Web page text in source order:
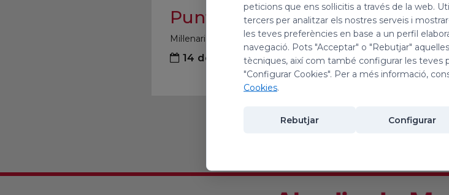
Puntaires de Martorell
Mil·lenari
14 de juliol de 2026
peticions que ens sol·licitis a través de la web.
tercers per analitzar els nostres serveis i
les teves preferències en base a un perfil
navegació. Pots "Acceptar" o "Rebutjar"
tècniques, així com també configurar les teves
"Configurar Cookies". Per a més informació,
Cookies.
Rebutjar Configurar